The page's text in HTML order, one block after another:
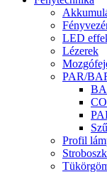
LED
Lézerek
PAR/
Profil